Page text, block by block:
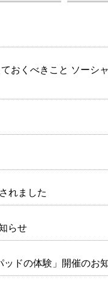
おくべきこと ソーシ
れました
らせ
ドの体験」開催のお